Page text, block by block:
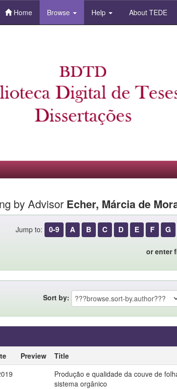
Home Browse Help About TEDE
by Advisor Echer, Márcia de
Jump to: 0-9 A B C D E F G
or enter
Sort by:
Preview Title
Produção e qualidade da couve de
sistema orgânico